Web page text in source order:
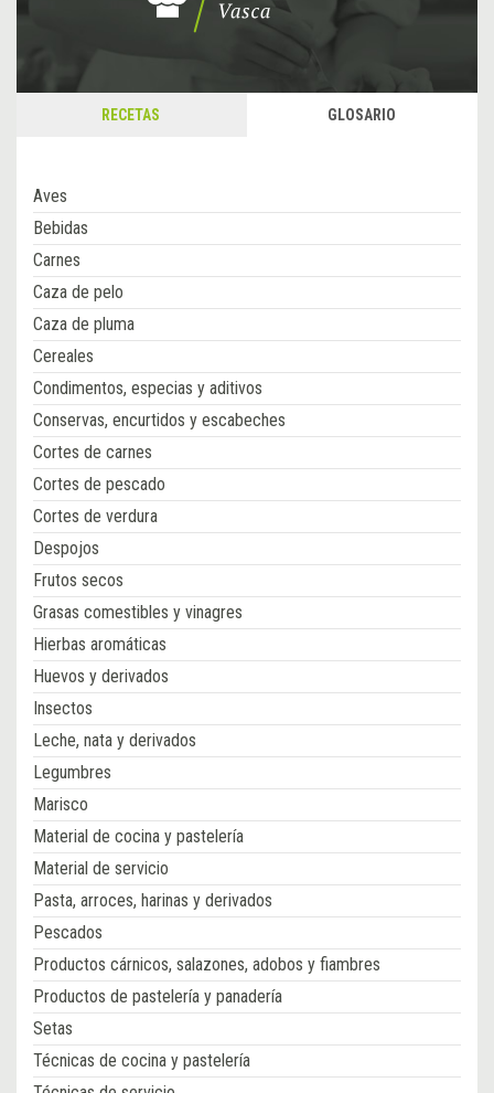
RECETAS GLOSARIO
Aves
Bebidas
Carnes
Caza de pelo
Caza de pluma
Cereales
Condimentos, especias y aditivos
Conservas, encurtidos y escabeches
Cortes de carnes
Cortes de pescado
Cortes de verdura
Despojos
Frutos secos
Grasas comestibles y vinagres
Hierbas aromáticas
Huevos y derivados
Insectos
Leche, nata y derivados
Legumbres
Marisco
Material de cocina y pastelería
Material de servicio
Pasta, arroces, harinas y derivados
Pescados
Productos cárnicos, salazones, adobos y fiambres
Productos de pastelería y panadería
Setas
Técnicas de cocina y pastelería